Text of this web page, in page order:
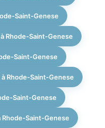
Saint-Genese
Rhode-Saint-Genese
Saint-Genese
Rhode-Saint-Genese
Saint-Genese
Saint-Genese